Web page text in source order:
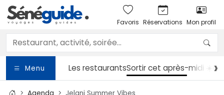
Favoris Réservations Mon profil
Menu Les restaurantsSortircet après-midi ☀️